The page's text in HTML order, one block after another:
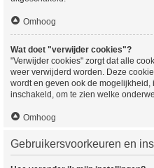
Omhoog
Wat doet "verwijder cookies"?
"Verwijder cookies" zorgt dat alle
weer verwijderd worden. Deze
wordt en geven ook de
inschakeld, om te zien welke
Omhoog
Gebruikersvoorkeuren en